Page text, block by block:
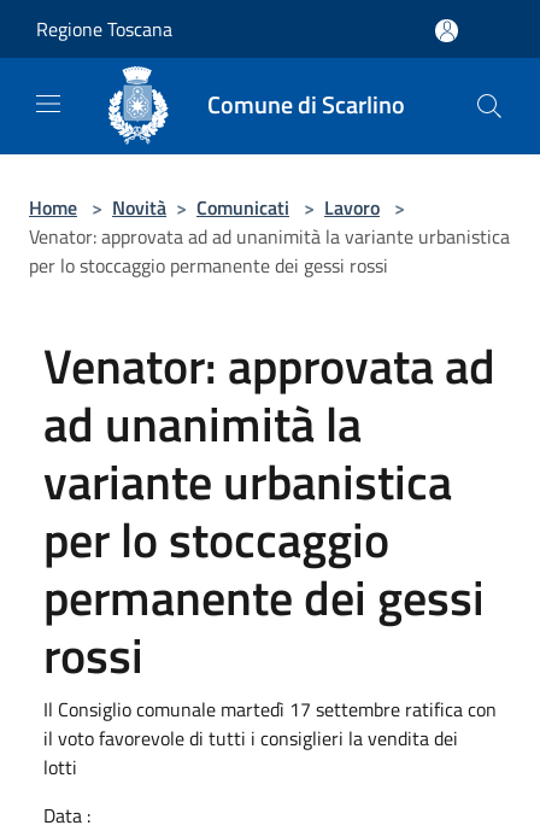
Regione Toscana
Comune di Scarlino
Home > Novità > Comunicati > Lavoro >
Venator: approvata ad ad unanimità la variante urbanistica
per lo stoccaggio permanente dei gessi rossi
Venator: approvata ad
ad unanimità la
variante urbanistica
per lo stoccaggio
permanente dei gessi
rossi
Il Consiglio comunale martedì 17 settembre ratifica con
il voto favorevole di tutti i consiglieri la vendita dei
lotti
Data :